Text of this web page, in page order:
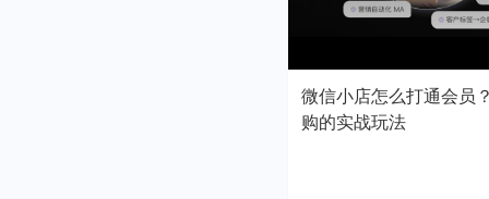
微信小店怎么打通会员
购的实战玩法